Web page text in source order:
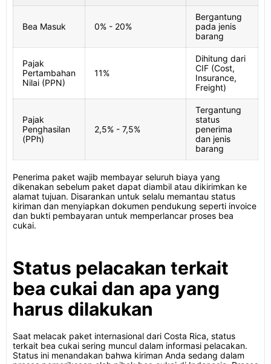
Bea Masuk 0% - 20%
Bergantung
pada jenis
barang
Pajak
Pertambahan
Nilai (PPN)
11%
Dihitung dari
CIF (Cost,
Insurance,
Freight)
Pajak
Penghasilan
(PPh)
2,5% - 7,5%
Tergantung
status
penerima
dan jenis
barang
Penerima paket wajib membayar seluruh biaya yang
dikenakan sebelum paket dapat diambil atau dikirimkan ke
alamat tujuan. Disarankan untuk selalu memantau status
kiriman dan menyiapkan dokumen pendukung seperti invoice
dan bukti pembayaran untuk memperlancar proses bea
cukai.
Status pelacakan terkait
bea cukai dan apa yang
harus dilakukan
Saat melacak paket internasional dari Costa Rica, status
terkait bea cukai sering muncul dalam informasi pelacakan.
Status ini menandakan bahwa kiriman Anda sedang dalam